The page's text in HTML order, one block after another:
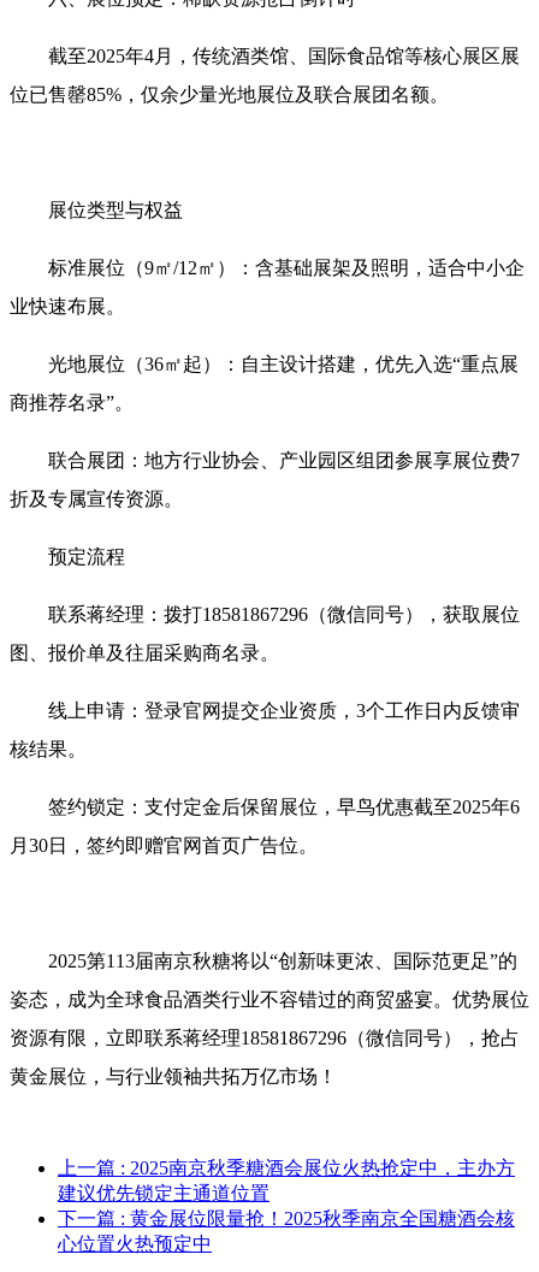
截至2025年4月，‌传统酒类馆、国际食品馆等核心展区展
位已售罄85%‌，仅余少量光地展位及联合展团名额‌。
展位类型与权益‌
标准展位（9㎡/12㎡）‌：含基础展架及照明，适合中小企
业快速布展‌。
光地展位（36㎡起）‌：自主设计搭建，优先入选“重点展
商推荐名录”‌。
联合展团‌：地方行业协会、产业园区组团参展享展位费7
折及专属宣传资源‌。
预定流程‌
联系蒋经理‌：拨打‌18581867296‌（微信同号），获取展位
图、报价单及往届采购商名录‌。
线上申请‌：登录官网提交企业资质，3个工作日内反馈审
核结果‌。
签约锁定‌：支付定金后保留展位，早鸟优惠截至2025年6
月30日，签约即赠官网首页广告位‌。‌
2025第113届南京秋糖将以“创新味更浓、国际范更足”的
姿态，成为全球食品酒类行业不容错过的商贸盛宴。‌优势展位
资源有限‌，立即联系蒋经理18581867296（微信同号），抢占
黄金展位，与行业领袖共拓万亿市场！
上一篇 : 2025南京秋季糖酒会展位火热抢定中，主办方
建议优先锁定主通道位置
下一篇 : 黄金展位限量抢！2025秋季南京全国糖酒会核
心位置火热预定中